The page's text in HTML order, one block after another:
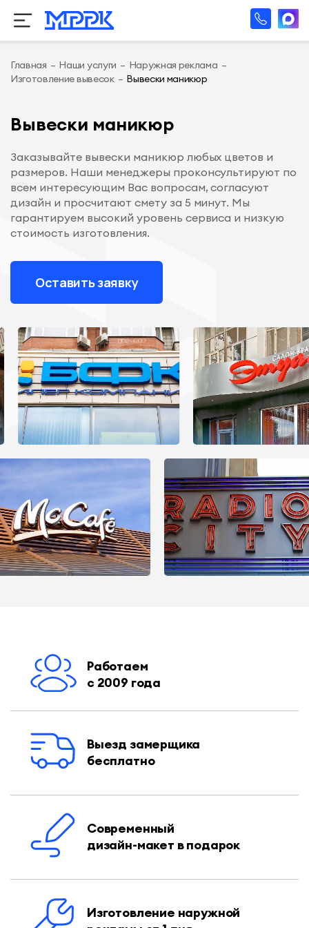
Главная – Наши услуги – Наружная реклама –
Изготовление вывесок – Вывески маникюр
Вывески маникюр
Заказывайте вывески маникюр любых цветов и
размеров. Наши менеджеры проконсультируют по
всем интересующим Вас вопросам, согласуют
дизайн и просчитают смету за 5 минут. Мы
гарантируем высокий уровень сервиса и низкую
стоимость изготовления.
Оставить заявку
Работаем
с 2009 года
Выезд замерщика
бесплатно
Современный
дизайн-макет в подарок
Изготовление наружной